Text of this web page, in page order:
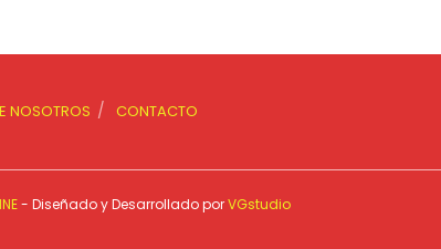
NOSOTROS CONTACTO
- Diseñado y Desarrollado porVGstudio